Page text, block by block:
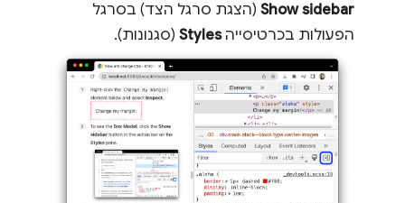
Show sidebar (הצגת סרגל הצד) בסרגל
הפעולות בכרטיסייהStyles (סגנונות).